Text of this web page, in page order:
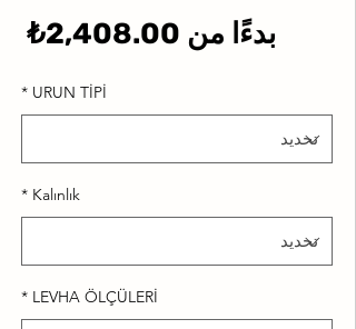
بدءًا من 2,408.00₺
URUN TİPİ
*
Kalınlık
*
LEVHA ÖLÇÜLERİ
*